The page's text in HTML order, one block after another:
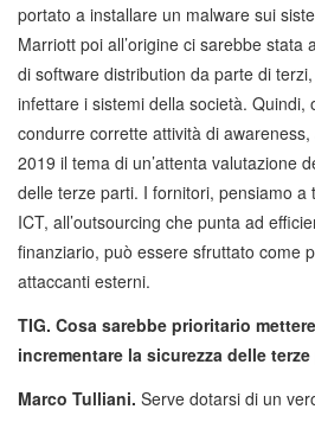
portato a installare un malware sui
Marriott poi all’origine ci sarebbe stata
di software distribution da parte di
infettare i sistemi della società. Quindi,
condurre corrette attività di
2019 il tema di un’attenta valutazione
delle terze parti. I fornitori, pensiamo a
ICT, all’outsourcing che punta ad
finanziario, può essere sfruttato come
attaccanti esterni.
TIG. Cosa sarebbe prioritario
incrementare la sicurezza delle
Marco Tulliani. Serve dotarsi di un